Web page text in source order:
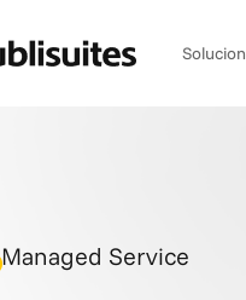
Managed Service